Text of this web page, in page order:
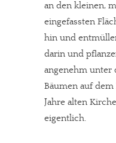
an den kleinen,
eingefassten
hin und
darin und
angenehm unter
Bäumen auf
Jahre alten
eigentlich.